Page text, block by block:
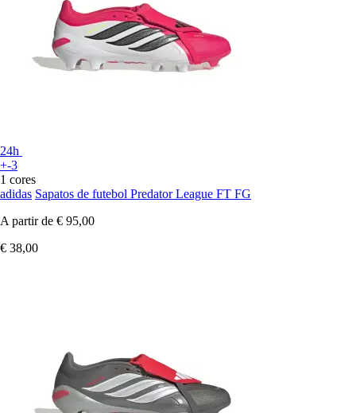
24h
+-3
1 cores
adidas Sapatos de futebol Predator League FT FG
A partir de € 95,00
€ 38,00